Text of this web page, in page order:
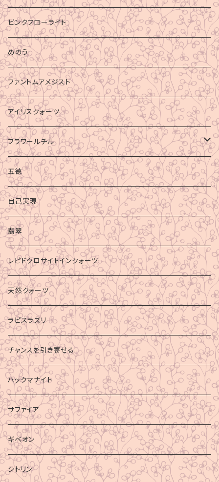
ピンクフローライト
めのう
ファントムアメジスト
アイリスクォーツ
フラワールチル
心身の癒し
グラウディング
マイナスエネルギーからの防御
ビジネス成功
財運
五徳
自己実現
翡翠
レピドクロサイトインクォーツ
天然クォーツ
ラピスラズリ
チャンスを引き寄せる
ハックマナイト
サファイア
ギベオン
シトリン